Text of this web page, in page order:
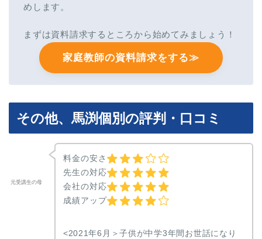
めします。
まずは資料請求するところから始めてみましょう！
家庭教師の資料請求をする≫
その他、馬渕個別の評判・口コミ
元受講生の母
料金の安さ
先生の対応
会社の対応
成績アップ
<2021年6月＞子供が中学3年間お世話になり